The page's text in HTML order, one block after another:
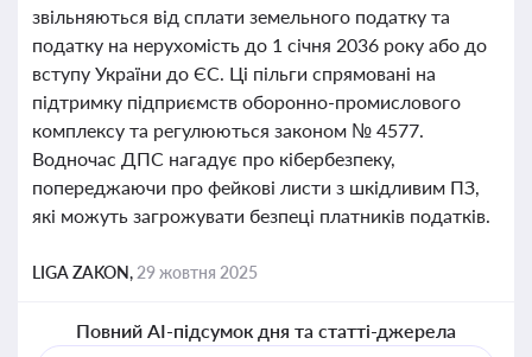
звільняються від сплати земельного податку та
податку на нерухомість до 1 січня 2036 року або до
вступу України до ЄС. Ці пільги спрямовані на
підтримку підприємств оборонно-промислового
комплексу та регулюються законом № 4577.
Водночас ДПС нагадує про кібербезпеку,
попереджаючи про фейкові листи з шкідливим ПЗ,
які можуть загрожувати безпеці платників податків.
LIGA ZAKON, 29 жовтня 2025
Повний AI-підсумок дня та статті-джерела